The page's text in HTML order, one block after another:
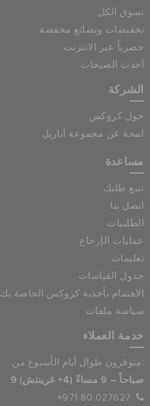
تسوق الكل
تخفيضات وبضائع مخفضة
حصرياً عبر الانترنت
أحدث الصيحات
الشركة
حول كروكس
لمحة عن مجموعة أباريل
مساعدة
تتبع طلبك
اتصل بنا
الطلبيات
عمليات الإرجاع
تعليمات
جدول القياسات
الاهتمام بأحذية كروكس الخاصة بك
سياسة ملفات
خدمة العملاء
متوفرون طوال أيام الأسبوع من:
9 صباحاً – 9 مساءً (4+ غرينتش)
+971 80 027627